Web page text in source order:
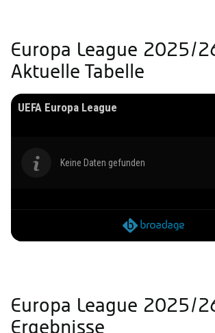
Europa League 2025/
Aktuelle Tabelle
UEFA Europa League
Keine Daten gefunden
Europa League 2025/
Ergebnisse